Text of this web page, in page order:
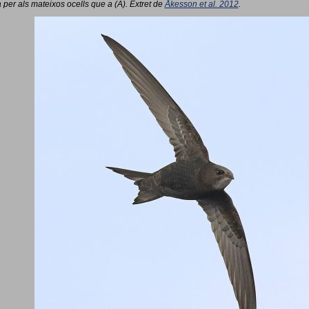
per als mateixos ocells que a (A). Extret deÅkesson et al. 2012.